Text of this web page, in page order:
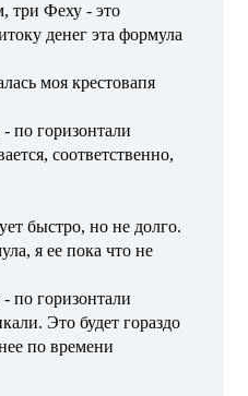
три Феху - это
денег эта формула
моя крестовапя
по горизонтали
соответственно,
быстро, но не долго.
я ее пока что не
по горизонтали
Это будет гораздо
по времени